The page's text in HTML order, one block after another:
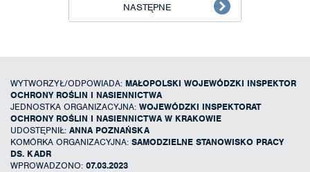
NASTĘPNE
WYTWORZYŁ/ODPOWIADA: MAŁOPOLSKI WOJEWÓDZKI INSPEKTOR
OCHRONY ROŚLIN I NASIENNICTWA
JEDNOSTKA ORGANIZACYJNA: WOJEWÓDZKI INSPEKTORAT
OCHRONY ROŚLIN I NASIENNICTWA W KRAKOWIE
UDOSTĘPNIŁ: ANNA POZNAŃSKA
KOMÓRKA ORGANIZACYJNA: SAMODZIELNE STANOWISKO PRACY
DS. KADR
WPROWADZONO: 07.03.2023